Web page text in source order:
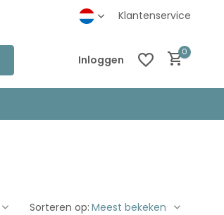
Klantenservice
Inloggen
0
Sorteren op: